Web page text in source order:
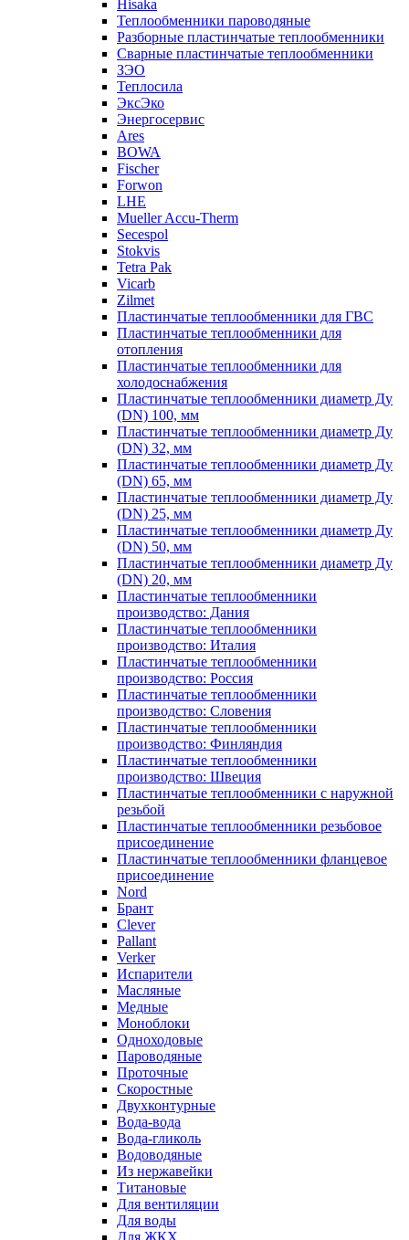
Hisaka
Теплообменники пароводяные
Разборные пластинчатые теплообменники
Сварные пластинчатые теплообменники
ЗЭО
Теплосила
ЭксЭко
Энергосервис
Ares
BOWA
Fischer
Forwon
LHE
Mueller Accu-Therm
Secespol
Stokvis
Tetra Pak
Vicarb
Zilmet
Пластинчатые теплообменники для ГВС
Пластинчатые теплообменники для
отопления
Пластинчатые теплообменники для
холодоснабжения
Пластинчатые теплообменники диаметр Ду
(DN) 100, мм
Пластинчатые теплообменники диаметр Ду
(DN) 32, мм
Пластинчатые теплообменники диаметр Ду
(DN) 65, мм
Пластинчатые теплообменники диаметр Ду
(DN) 25, мм
Пластинчатые теплообменники диаметр Ду
(DN) 50, мм
Пластинчатые теплообменники диаметр Ду
(DN) 20, мм
Пластинчатые теплообменники
производство: Дания
Пластинчатые теплообменники
производство: Италия
Пластинчатые теплообменники
производство: Россия
Пластинчатые теплообменники
производство: Словения
Пластинчатые теплообменники
производство: Финляндия
Пластинчатые теплообменники
производство: Швеция
Пластинчатые теплообменники с наружной
резьбой
Пластинчатые теплообменники резьбовое
присоединение
Пластинчатые теплообменники фланцевое
присоединение
Nord
Брант
Clever
Pallant
Verker
Испарители
Масляные
Медные
Моноблоки
Одноходовые
Пароводяные
Проточные
Скоростные
Двухконтурные
Вода-вода
Вода-гликоль
Водоводяные
Из нержавейки
Титановые
Для вентиляции
Для воды
Для ЖКХ